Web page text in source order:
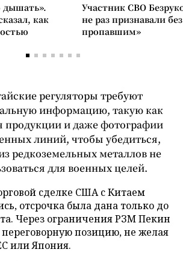
дышать».
как
Участник СВО
не раз признавали
пропавшим»
регуляторы требуют
информацию, такую как
продукции и даже фотографии
линий, чтобы убедиться,
редкоземельных металлов не
для военных целей.
сделке США с Китаем
отсрочка была дана только до
Через ограничения РЗМ Пекин
переговорную позицию, не желая
или Япония.